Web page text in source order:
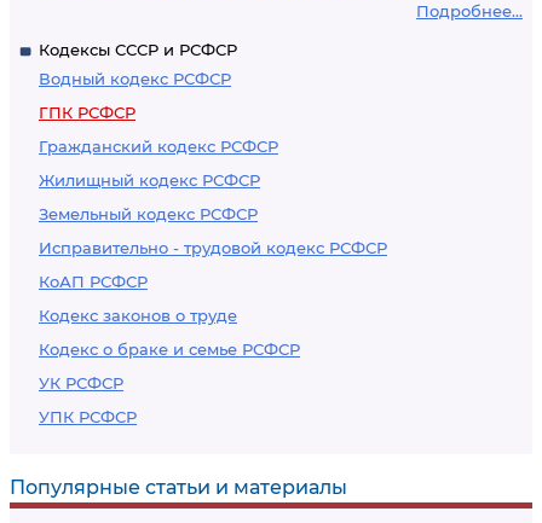
Подробнее...
Кодексы СССР и РСФСР
Водный кодекс РСФСР
ГПК РСФСР
Гражданский кодекс РСФСР
Жилищный кодекс РСФСР
Земельный кодекс РСФСР
Исправительно - трудовой кодекс РСФСР
КоАП РСФСР
Кодекс законов о труде
Кодекс о браке и семье РСФСР
УК РСФСР
УПК РСФСР
Популярные статьи и материалы